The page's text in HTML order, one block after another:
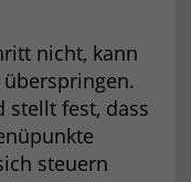
nicht, kann
stellt fest, dass
steuern